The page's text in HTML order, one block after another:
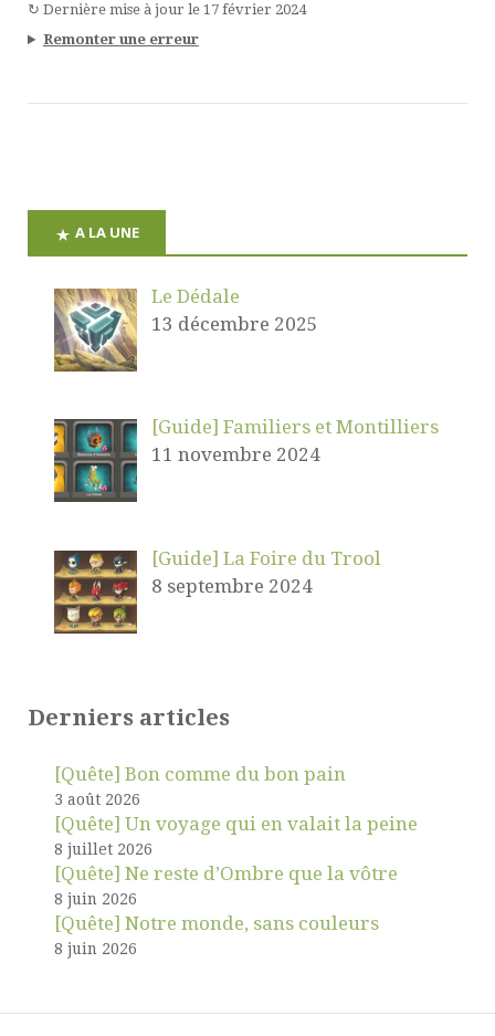
↻ Dernière mise à jour le 17 février 2024
Remonter une erreur
A LA UNE
Le Dédale
13 décembre 2025
[Guide] Familiers et Montilliers
11 novembre 2024
[Guide] La Foire du Trool
8 septembre 2024
Derniers articles
[Quête] Bon comme du bon pain
3 août 2026
[Quête] Un voyage qui en valait la peine
8 juillet 2026
[Quête] Ne reste d’Ombre que la vôtre
8 juin 2026
[Quête] Notre monde, sans couleurs
8 juin 2026